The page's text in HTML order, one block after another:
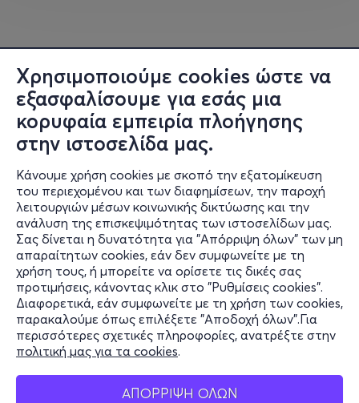
Χρησιμοποιούμε cookies ώστε να
εξασφαλίσουμε για εσάς μια
κορυφαία εμπειρία πλοήγησης
στην ιστοσελίδα μας.
Κάνουμε χρήση cookies με σκοπό την εξατομίκευση
του περιεχομένου και των διαφημίσεων, την παροχή
λειτουργιών μέσων κοινωνικής δικτύωσης και την
ανάλυση της επισκεψιμότητας των ιστοσελίδων μας.
Σας δίνεται η δυνατότητα για "Απόρριψη όλων" των μη
απαραίτητων cookies, εάν δεν συμφωνείτε με τη
χρήση τους, ή μπορείτε να ορίσετε τις δικές σας
προτιμήσεις, κάνοντας κλικ στο "Ρυθμίσεις cookies".
Διαφορετικά, εάν συμφωνείτε με τη χρήση των cookies,
παρακαλούμε όπως επιλέξετε "Αποδοχή όλων".Για
περισσότερες σχετικές πληροφορίες, ανατρέξτε στην
πολιτική μας για τα cookies.
ΑΠΟΡΡΙΨΗ ΟΛΩΝ
Πληροφορίες
Υποστήριξη
Stay Connected
Mobile app